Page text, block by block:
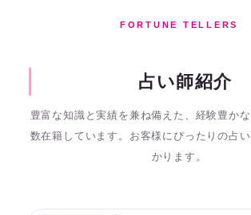
FORTUNE TELLERS
占い師紹介
豊富な知識と実績を兼ね備えた、経験豊か
数在籍しています。 お客様にぴったりの占
かります。